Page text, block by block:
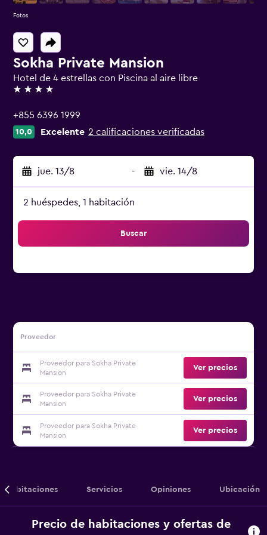
Sokha Private Mansion
Hotel de 4 estrellas con Piscina al aire libre
4 estrellas
+855 6396 1999
10,0 Excelente 2 calificaciones verificadas
jue. 13/8 - vie. 14/8
2 huéspedes, 1 habitación
Buscar
Proveedor
Proveedor para Sokha Private
Mansion
Ver precios
Proveedor para Sokha Private
Mansion
Ver precios
Proveedor para Sokha Private
Mansion
Ver precios
Fotos
Habitaciones Servicios Opiniones Ubicación
Precio de habitaciones y ofertas de